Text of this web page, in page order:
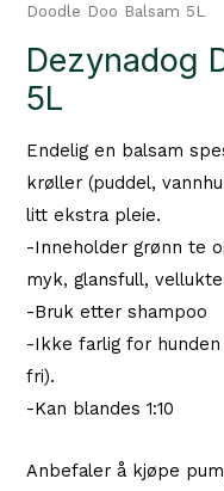
Doodle Doo Balsam 5L
Dezynadog
5L
Endelig en balsam
krøller (puddel,
litt ekstra pleie.
-Inneholder grønn te
myk, glansfull,
-Bruk etter shampoo
-Ikke farlig for
fri).
-Kan blandes 1:10
Anbefaler å kjøpe